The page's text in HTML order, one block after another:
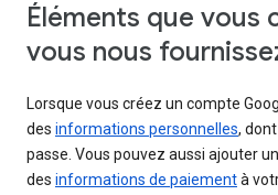
Éléments que vous
vous nous
Lorsque vous créez un compte
des informations personnelles,
passe. Vous pouvez aussi ajouter un
des informations de paiementà